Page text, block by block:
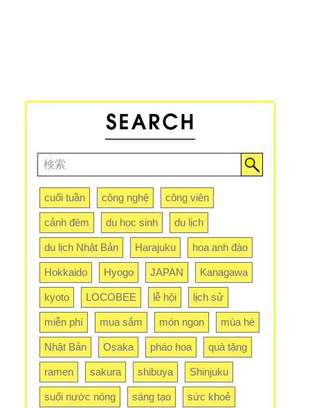
cuối tuần công nghệ công viên
cảnh đêm du học sinh du lịch
du lịch Nhật Bản Harajuku hoa anh đào
Hokkaido Hyogo JAPAN Kanagawa
kyoto LOCOBEE lễ hội lịch sử
miễn phí mua sắm món ngon mùa hè
Nhật Bản Osaka pháo hoa quà tặng
ramen sakura shibuya Shinjuku
suối nước nóng sáng tạo sức khoẻ